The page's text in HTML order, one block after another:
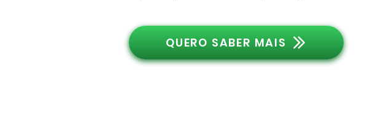
QUERO SABER MAIS